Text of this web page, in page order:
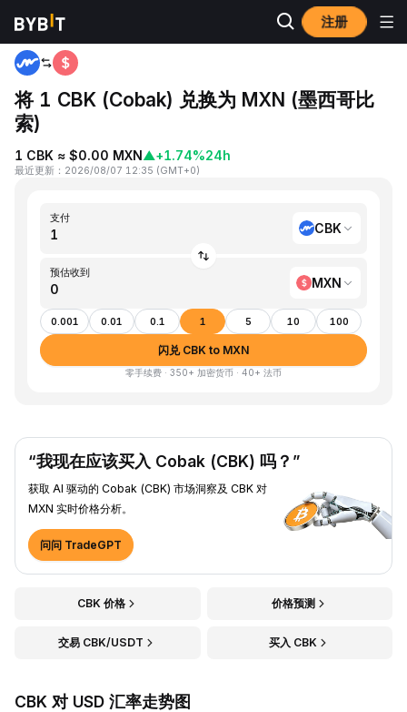
注册
首页 CBK to MXN
将 1 CBK (Cobak) 兑换为 MXN (墨西哥比
索)
1 CBK ≈ $0.00 MXN▲+1.74%24h
最近更新 ： 2026/08/07 12:35 (GMT+0)
支付
CBK
预估收到
MXN
0.001 0.01 0.1 1 5 10 100
闪兑 CBK to MXN
零手续费 · 350+ 加密货币 · 40+ 法币
“我现在应该买入 Cobak (CBK) 吗？”
获取 AI 驱动的 Cobak (CBK) 市场洞察及 CBK 对
MXN 实时价格分析。
问问 TradeGPT
CBK 价格 价格预测
交易 CBK/USDT 买入 CBK
CBK 对 USD 汇率走势图